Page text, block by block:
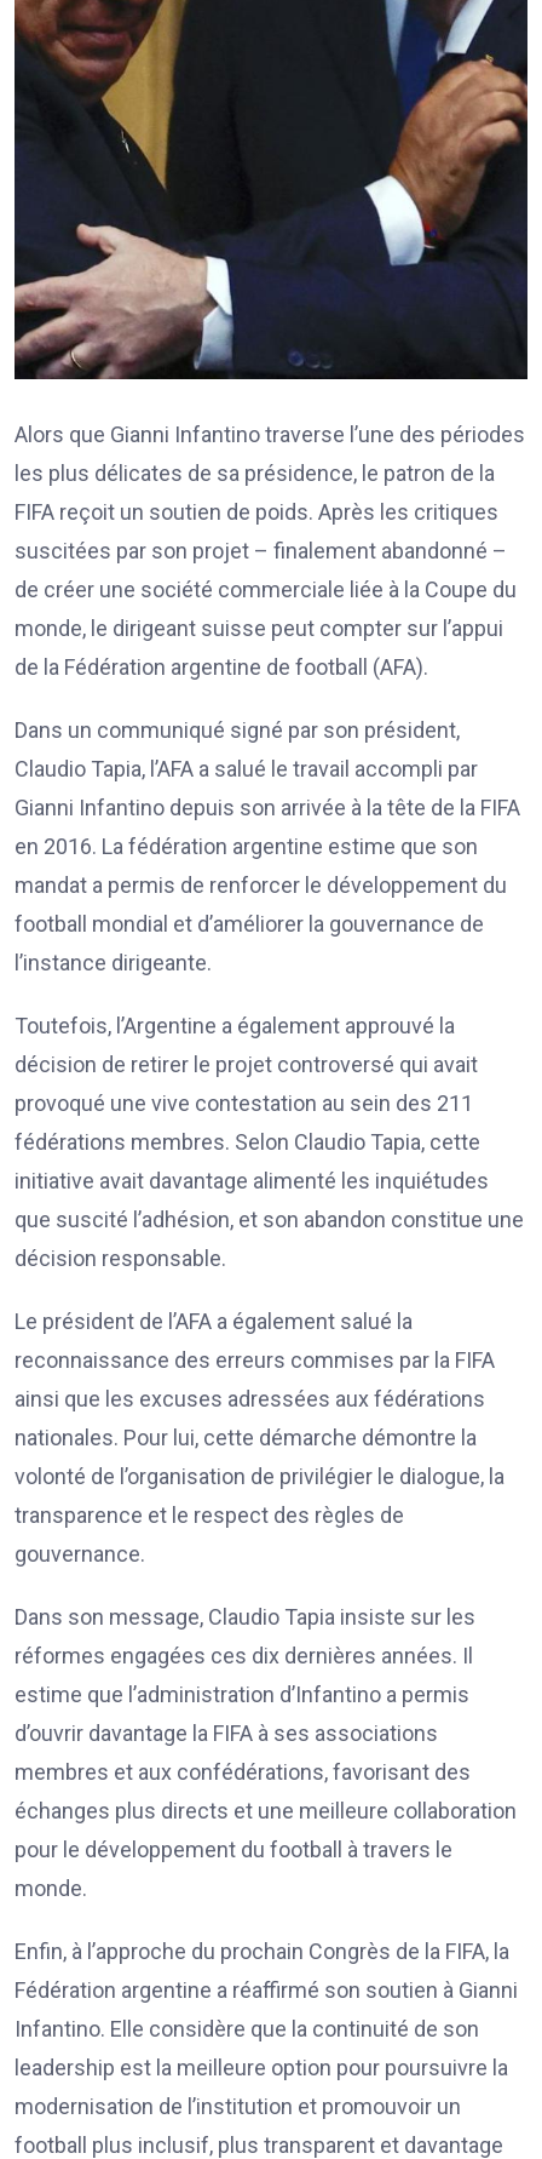
Alors que Gianni Infantino traverse l’une des périodes
les plus délicates de sa présidence, le patron de la
FIFA reçoit un soutien de poids. Après les critiques
suscitées par son projet – finalement abandonné –
de créer une société commerciale liée à la Coupe du
monde, le dirigeant suisse peut compter sur l’appui
de la Fédération argentine de football (AFA).
Dans un communiqué signé par son président,
Claudio Tapia, l’AFA a salué le travail accompli par
Gianni Infantino depuis son arrivée à la tête de la FIFA
en 2016. La fédération argentine estime que son
mandat a permis de renforcer le développement du
football mondial et d’améliorer la gouvernance de
l’instance dirigeante.
Toutefois, l’Argentine a également approuvé la
décision de retirer le projet controversé qui avait
provoqué une vive contestation au sein des 211
fédérations membres. Selon Claudio Tapia, cette
initiative avait davantage alimenté les inquiétudes
que suscité l’adhésion, et son abandon constitue une
décision responsable.
Le président de l’AFA a également salué la
reconnaissance des erreurs commises par la FIFA
ainsi que les excuses adressées aux fédérations
nationales. Pour lui, cette démarche démontre la
volonté de l’organisation de privilégier le dialogue, la
transparence et le respect des règles de
gouvernance.
Dans son message, Claudio Tapia insiste sur les
réformes engagées ces dix dernières années. Il
estime que l’administration d’Infantino a permis
d’ouvrir davantage la FIFA à ses associations
membres et aux confédérations, favorisant des
échanges plus directs et une meilleure collaboration
pour le développement du football à travers le
monde.
Enfin, à l’approche du prochain Congrès de la FIFA, la
Fédération argentine a réaffirmé son soutien à Gianni
Infantino. Elle considère que la continuité de son
leadership est la meilleure option pour poursuivre la
modernisation de l’institution et promouvoir un
football plus inclusif, plus transparent et davantage